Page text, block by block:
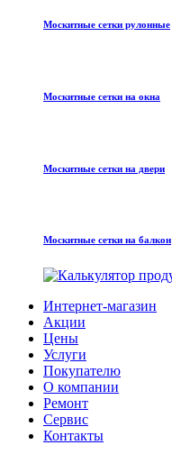
Москитные сетки рулонные
Москитные сетки на окна
Москитные сетки на двери
Москитные сетки на балкон
Интернет-магазин
Акции
Цены
Услуги
Покупателю
О компании
Ремонт
Сервис
Контакты